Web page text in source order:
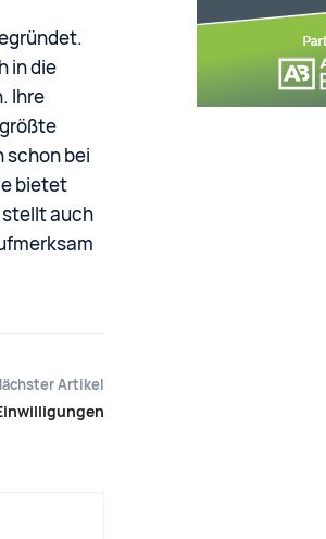
in die
Ihre
schon bei
bietet
stellt auch
Artikel